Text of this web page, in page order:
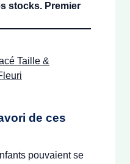
stocks. Premier
de ces
pouvaient se